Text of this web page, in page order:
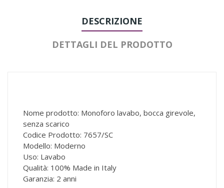
DESCRIZIONE
DETTAGLI DEL PRODOTTO
Nome prodotto: Monoforo lavabo, bocca girevole,
senza scarico
Codice Prodotto: 7657/SC
Modello: Moderno
Uso: Lavabo
Qualità: 100% Made in Italy
Garanzia: 2 anni